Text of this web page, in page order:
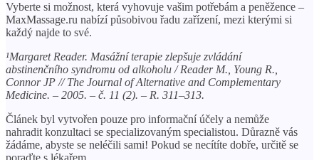
Vyberte si možnost, která vyhovuje vašim potřebám a peněžence –
MaxMassage.ru nabízí působivou řadu zařízení, mezi kterými si
každý najde to své.
¹Margaret Reader. Masážní terapie zlepšuje zvládání
abstinenčního syndromu od alkoholu / Reader M., Young R.,
Connor JP // The Journal of Alternative and Complementary
Medicine. – 2005. – č. 11 (2). – R. 311–313.
Článek byl vytvořen pouze pro informační účely a nemůže
nahradit konzultaci se specializovaným specialistou. Důrazně vás
žádáme, abyste se neléčili sami! Pokud se necítíte dobře, určitě se